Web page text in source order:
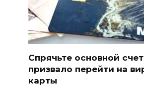
Спрячьте основной
призвало перейти на
карты